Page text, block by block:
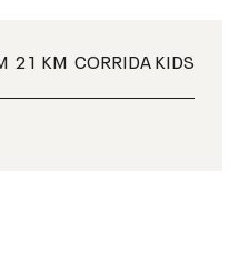
21 KM CORRIDA KIDS